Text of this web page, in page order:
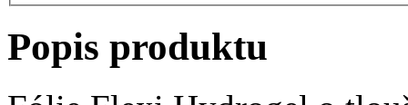
Popis produktu